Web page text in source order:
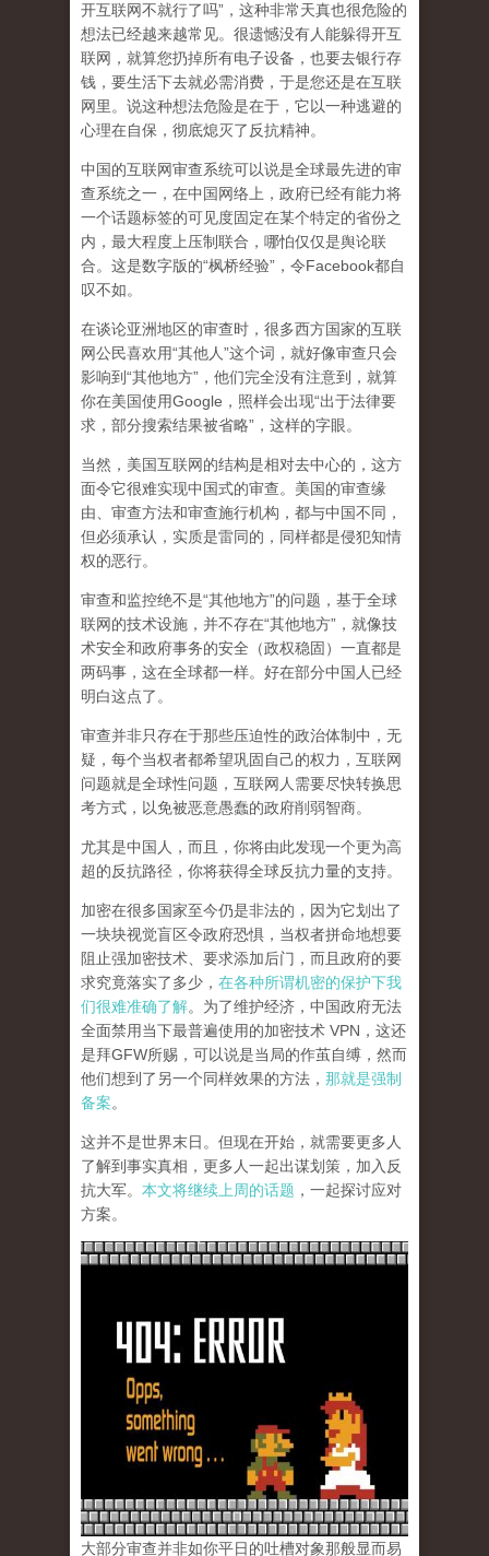
开互联网不就行了吗”，这种非常天真也很危险的
想法已经越来越常见。很遗憾没有人能躲得开互
联网，就算您扔掉所有电子设备，也要去银行存
钱，要生活下去就必需消费，于是您还是在互联
网里。说这种想法危险是在于，它以一种逃避的
心理在自保，彻底熄灭了反抗精神。
中国的互联网审查系统可以说是全球最先进的审
查系统之一，在中国网络上，政府已经有能力将
一个话题标签的可见度固定在某个特定的省份之
内，最大程度上压制联合 ，哪怕仅仅是舆论联
合。这是数字版的“枫桥经验”，令Facebook都自
叹不如。
在谈论亚洲地区的审查时，很多西方国家的互联
网公民喜欢用“其他人”这个词，就好像审查只会
影响到“其他地方”，他们完全没有注意到， 就算
你在美国使用Google，照样会出现“出于法律要
求，部分搜索结果被省略”，这样的字眼。
当然，美国互联网的结构是相对去中心的，这方
面令它很难实现中国式的审查。美国的审查缘
由、审查方法和审查施行机构，都与中国不同，
但必须承认， 实质是雷同的，同样都是侵犯知情
权的恶行。
审查和监控绝不是“其他地方”的问题，基于全球
联网的技术设施，并不存在“其他地方”，就像技
术安全和政府事务的安全（政权稳固）一直都是
两码事，这在全球都一样。好在部分中国人已经
明白这点了。
审查并非只存在于那些压迫性的政治体制中，无
疑，每个当权者都希望巩固自己的权力，互联网
问题就是全球性问题，互联网人需要尽快转换思
考方式，以免被恶意愚蠢的政府削弱智商。
尤其是中国人，而且，你将由此发现一个更为高
超的反抗路径，你将获得全球反抗力量的支持。
加密在很多国家至今仍是非法的，因为它划出了
一块块视觉盲区令政府恐惧，当权者拼命地想要
阻止强加密技术、要求添加后门，而且政府的要
求究竟落实了多少， 在各种所谓机密的保护下我
们很难准确了解。为了维护经济，中国政府无法
全面禁用当下最普遍使用的加密技术 VPN，这还
是拜GFW所赐，可以说是当局的作茧自缚，然而
他们想到了另一个同样效果的方法， 那就是强制
备案。
这并不是世界末日。但现在开始，就需要更多人
了解到事实真相，更多人一起出谋划策，加入反
抗大军。 本文将继续上周的话题 ，一起探讨应对
方案。
大部分审查并非如你平日的吐槽对象那般显而易